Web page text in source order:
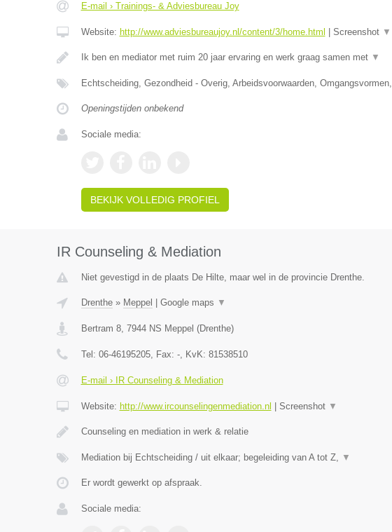
E-mail › Trainings- & Adviesbureau Joy
Website: http://www.adviesbureaujoy.nl/content/3/home.html Screenshot ▼
Ik ben en mediator met ruim 20 jaar ervaring en werk graag samen met ▼
Echtscheiding, Gezondheid - Overig, Arbeidsvoorwaarden, Omgangsvormen,
Openingstijden onbekend
Sociale media:
BEKIJK VOLLEDIG PROFIEL
IR Counseling & Mediation
Niet gevestigd in de plaats De Hilte, maar wel in de provincie Drenthe.
Drenthe» Meppel Google maps ▼
Bertram 8, 7944 NS Meppel (Drenthe)
Tel: 06-46195205, Fax: -, KvK: 81538510
E-mail › IR Counseling & Mediation
Website: http://www.ircounselingenmediation.nl Screenshot ▼
Counseling en mediation in werk & relatie
Mediation bij Echtscheiding / uit elkaar; begeleiding van A tot Z, ▼
Er wordt gewerkt op afspraak.
Sociale media: